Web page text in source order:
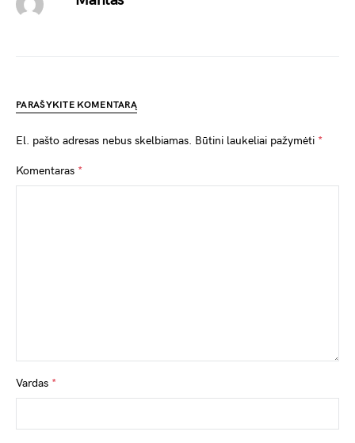
PARAŠYKITE KOMENTARĄ
El. pašto adresas nebus skelbiamas. Būtini laukeliai pažymėti *
Komentaras *
Vardas *